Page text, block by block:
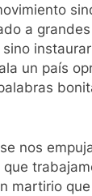
a
un país
nos
martirio